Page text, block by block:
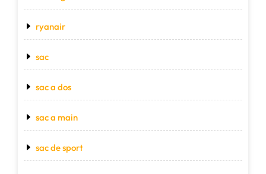
ryanair
sac
sac a dos
sac a main
sac de sport